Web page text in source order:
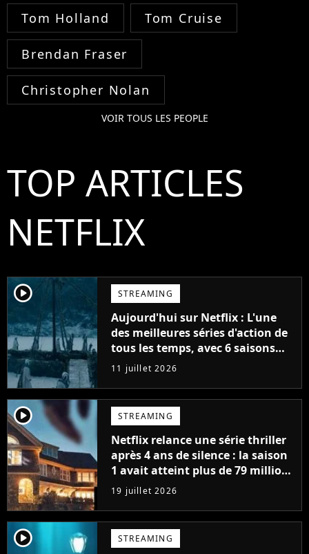
Tom Holland Tom Cruise
Brendan Fraser
Christopher Nolan
VOIR TOUS LES PEOPLE
TOP ARTICLES
NETFLIX
player2 STREAMING
Aujourd'hui sur Netflix : L'une
des meilleures séries d'action de
tous les temps, avec 6 saisons
parfaites
11 juillet 2026
player2 STREAMING
Netflix relance une série thriller
après 4 ans de silence : la saison
1 avait atteint plus de 79 millions
de vues
19 juillet 2026
player2 STREAMING